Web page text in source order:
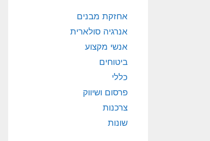
אחזקת מבנים
אנרגיה סולארית
אנשי מקצוע
ביטוחים
כללי
פרסום ושיווק
צרכנות
שונות